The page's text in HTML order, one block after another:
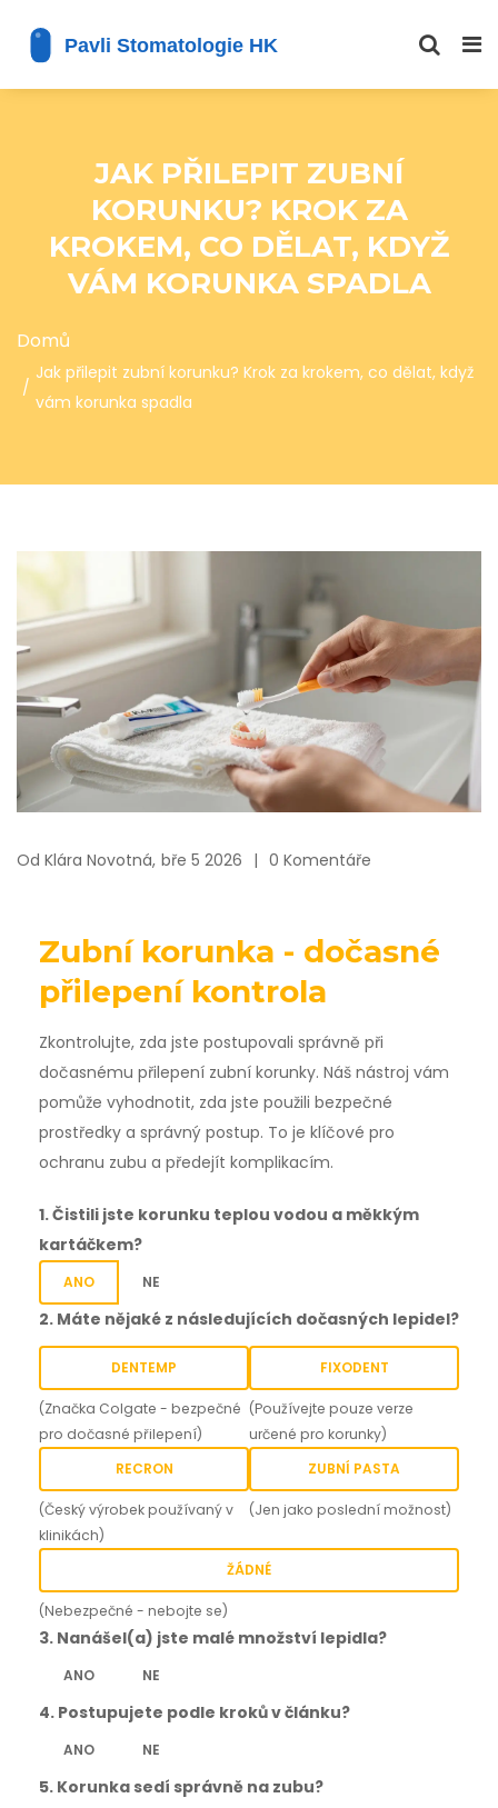
JAK PŘILEPIT ZUBNÍ
KORUNKU? KROK ZA
KROKEM, CO DĚLAT, KDYŽ
VÁM KORUNKA SPADLA
Domů
Jak přilepit zubní korunku? Krok za krokem, co dělat, když
vám korunka spadla
Od Klára Novotná, bře 5 2026 0 Komentáře
Zubní korunka - dočasné
přilepení kontrola
Zkontrolujte, zda jste postupovali správně při
dočasnému přilepení zubní korunky. Náš nástroj vám
pomůže vyhodnotit, zda jste použili bezpečné
prostředky a správný postup. To je klíčové pro
ochranu zubu a předejít komplikacím.
1. Čistili jste korunku teplou vodou a měkkým
kartáčkem?
ANO NE
2. Máte nějaké z následujících dočasných lepidel?
DENTEMP
(Značka Colgate - bezpečné
pro dočasné přilepení)
FIXODENT
(Používejte pouze verze
určené pro korunky)
RECRON
(Český výrobek používaný v
klinikách)
ZUBNÍ PASTA
(Jen jako poslední možnost)
ŽÁDNÉ
(Nebezpečné - nebojte se)
3. Nanášel(a) jste malé množství lepidla?
ANO NE
4. Postupujete podle kroků v článku?
ANO NE
5. Korunka sedí správně na zubu?